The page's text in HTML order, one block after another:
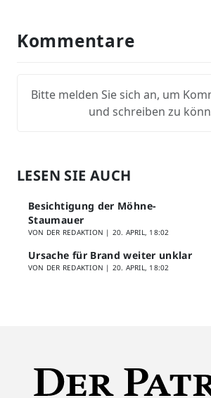
Kommentare
Bitte melden Sie sich an, um
und schreiben zu
LESEN SIE AUCH
Besichtigung der Möhne-
Staumauer
VON DER REDAKTION | 20. APRIL, 18:02
Ursache für Brand weiter unklar
VON DER REDAKTION | 20. APRIL, 18:02